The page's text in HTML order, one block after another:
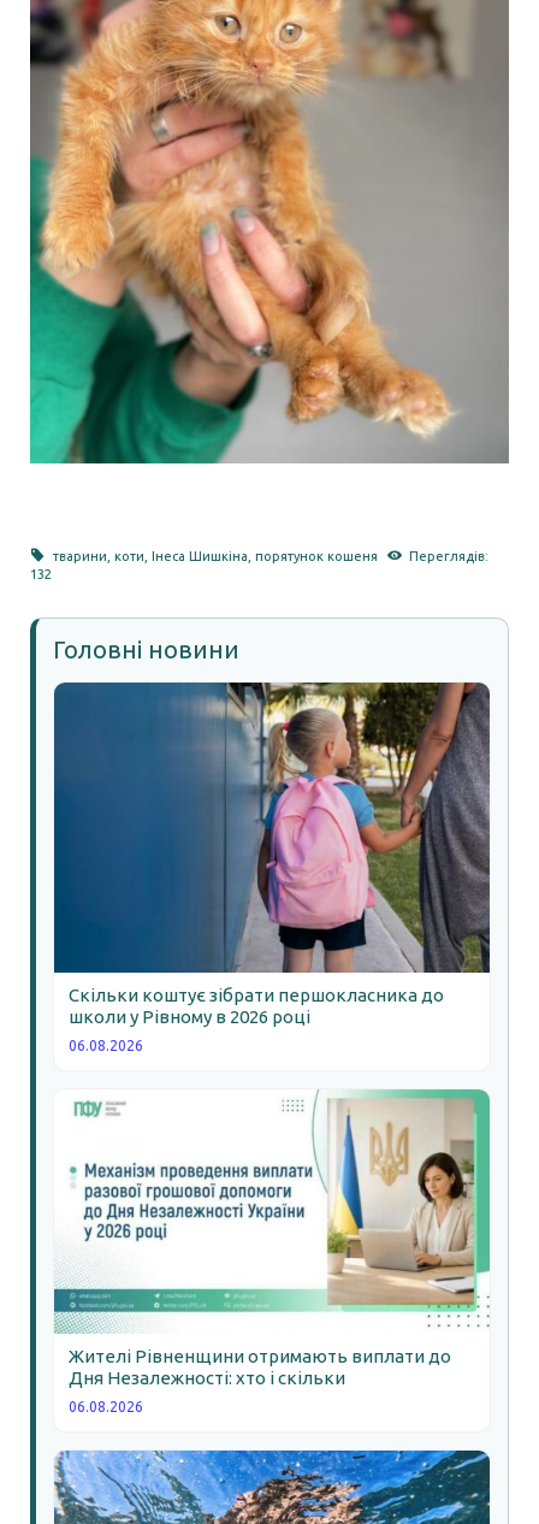
тварини ,коти ,Інеса Шишкіна ,порятунок кошеня
Переглядів:
132
Головні новини
Скільки коштує зібрати першокласника до
школи у Рівному в 2026 році
06.08.2026
Жителі Рівненщини отримають виплати до
Дня Незалежності: хто і скільки
06.08.2026